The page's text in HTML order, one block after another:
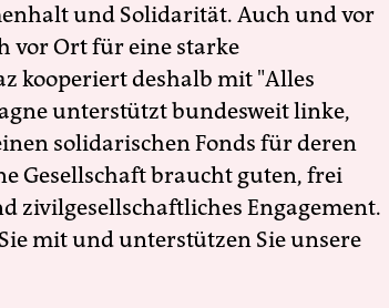
und Solidarität. Auch und vor
vor Ort für eine starke
kooperiert deshalb mit "Alles
unterstützt bundesweit linke,
solidarischen Fonds für deren
Gesellschaft braucht guten, frei
zivilgesellschaftliches Engagement.
mit und unterstützen Sie unsere